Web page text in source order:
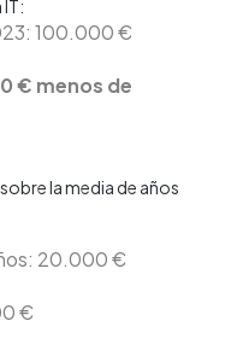
100.000 €
€ menos de
la media de años
20.000 €
€